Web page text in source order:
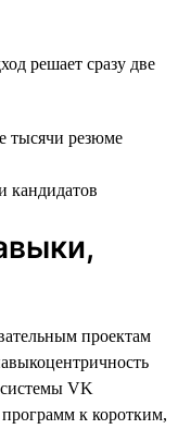
решает сразу две
тысячи резюме
кандидатов
проектам
VK
к коротким,